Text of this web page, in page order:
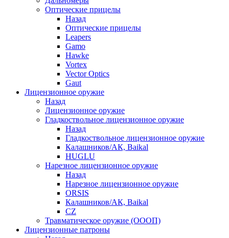
Оптические прицелы
Назад
Оптические прицелы
Leapers
Gamo
Hawke
Vortex
Vector Optics
Gaut
Лицензионное оружие
Назад
Лицензионное оружие
Гладкоствольное лицензионное оружие
Назад
Гладкоствольное лицензионное оружие
Калашников/АК, Baikal
HUGLU
Нарезное лицензионное оружие
Назад
Нарезное лицензионное оружие
ORSIS
Калашников/АК, Baikal
CZ
Травматическое оружие (ОООП)
Лицензионные патроны